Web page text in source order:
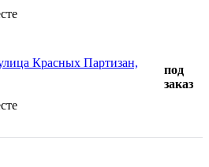
Красных Партизан,
под
заказ